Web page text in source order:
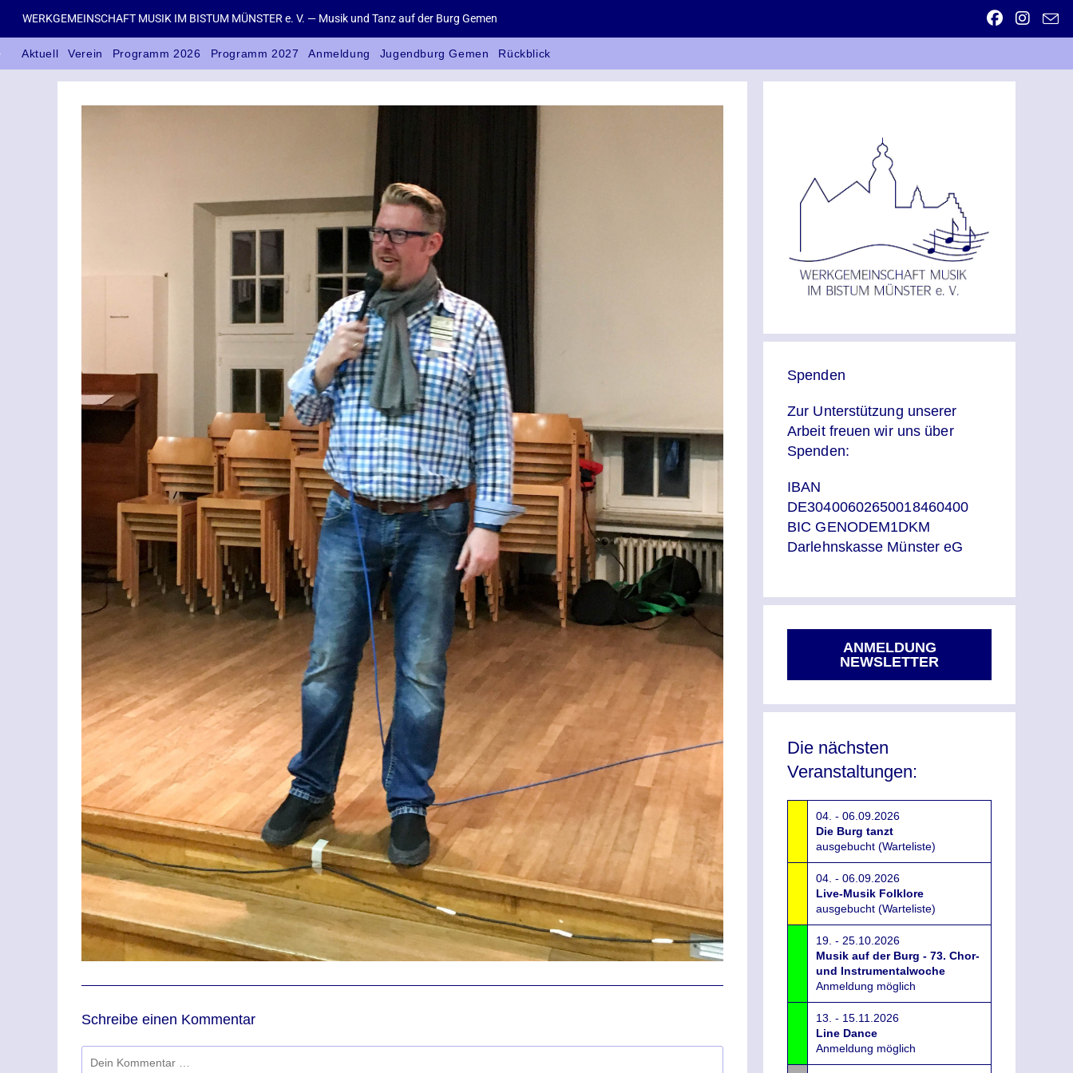
WERKGEMEINSCHAFT MUSIK IM BISTUM MÜNSTER e. V. — Musik und Tanz auf der Burg Gemen
Aktuell Verein Programm 2026 Programm 2027 Anmeldung Jugendburg Gemen Rückblick
Schreibe einen Kommentar
Spenden
Zur Unterstützung unserer
Arbeit freuen wir uns über
Spenden:
IBAN
DE30400602650018460400
BIC GENODEM1DKM
Darlehnskasse Münster eG
ANMELDUNG
NEWSLETTER
Die nächsten
Veranstaltungen:
04. - 06.09.2026
Die Burg tanzt
ausgebucht (Warteliste)
04. - 06.09.2026
Live-Musik Folklore
ausgebucht (Warteliste)
19. - 25.10.2026
Musik auf der Burg - 73. Chor-
und Instrumentalwoche
Anmeldung möglich
13. - 15.11.2026
Line Dance
Anmeldung möglich